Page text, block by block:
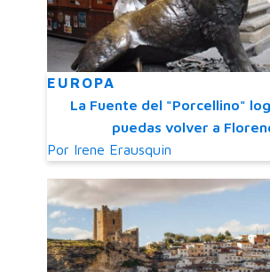
EUROPA
La Fuente del "Porcellino"
puedas volver a
Por Irene Erausquin